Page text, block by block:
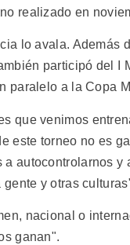
realizado en
lo avala. Además
participó del I
paralelo a la Copa
que venimos
este torneo no es
a autocontrolarnos
gente y otras
nacional o
ganan".